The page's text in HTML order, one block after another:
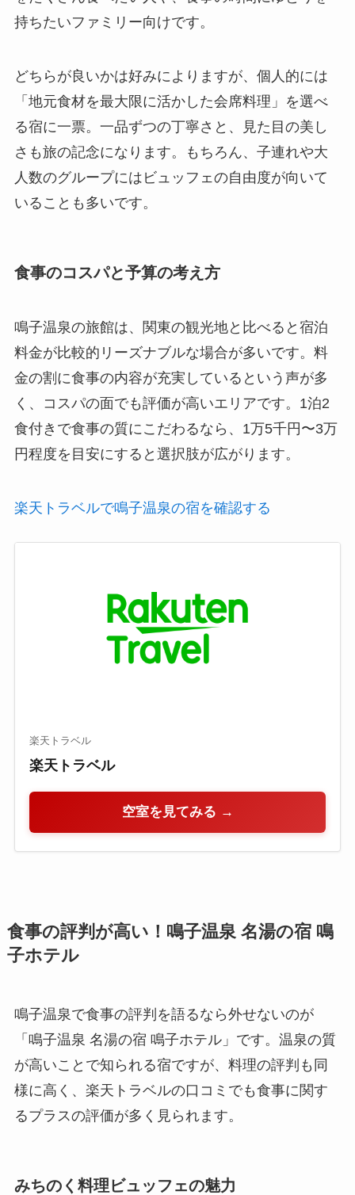
持ちたいファミリー向けです。
どちらが良いかは好みによりますが、個人的には
「地元食材を最大限に活かした会席料理」を選べ
る宿に一票。一品ずつの丁寧さと、見た目の美し
さも旅の記念になります。もちろん、子連れや大
人数のグループにはビュッフェの自由度が向いて
いることも多いです。
食事のコスパと予算の考え方
鳴子温泉の旅館は、関東の観光地と比べると宿泊
料金が比較的リーズナブルな場合が多いです。料
金の割に食事の内容が充実しているという声が多
く、コスパの面でも評価が高いエリアです。1泊2
食付きで食事の質にこだわるなら、1万5千円〜3万
円程度を目安にすると選択肢が広がります。
楽天トラベルで鳴子温泉の宿を確認する
楽天トラベル
楽天トラベル
空室を見てみる →
食事の評判が高い！鳴子温泉 名湯の宿 鳴
子ホテル
鳴子温泉で食事の評判を語るなら外せないのが
「鳴子温泉 名湯の宿 鳴子ホテル」です。温泉の質
が高いことで知られる宿ですが、料理の評判も同
様に高く、楽天トラベルの口コミでも食事に関す
るプラスの評価が多く見られます。
みちのく料理ビュッフェの魅力